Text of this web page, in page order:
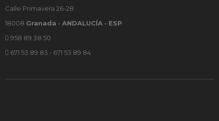
Calle Primavera 26-28
18008 Granada · ANDALUCÍA · ESP
958 89 38 50
671 53 89 83 - 671 53 89 84